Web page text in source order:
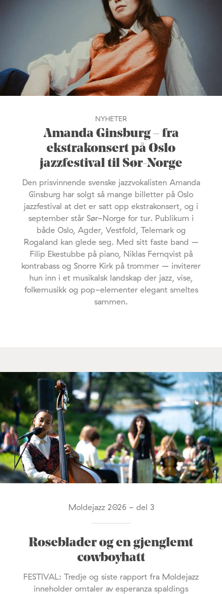
NYHETER
Amanda Ginsburg – fra
ekstrakonsert på Oslo
jazzfestival til Sør-Norge
Den prisvinnende svenske jazzvokalisten Amanda
Ginsburg har solgt så mange billetter på Oslo
jazzfestival at det er satt opp ekstrakonsert, og i
september står Sør-Norge for tur. Publikum i
både Oslo, Agder, Vestfold, Telemark og
Rogaland kan glede seg. Med sitt faste band –
Filip Ekestubbe på piano, Niklas Fernqvist på
kontrabass og Snorre Kirk på trommer – inviterer
hun inn i et musikalsk landskap der jazz, vise,
folkemusikk og pop-elementer elegant smeltes
sammen.
Moldejazz 2026 - del 3
Roseblader og en gjenglemt
cowboyhatt
FESTIVAL: Tredje og siste rapport fra Moldejazz
inneholder omtaler av esperanza spaldings